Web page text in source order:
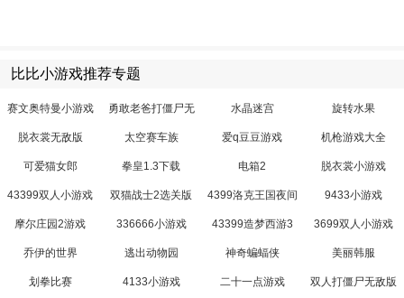
比比小游戏推荐专题
赛文奥特曼小游戏
勇敢老爸打僵尸无
敌版
水晶迷宫 旋转水果
脱衣裳无敌版 太空赛车族 爱q豆豆游戏 机枪游戏大全
可爱猫女郎 拳皇1.3下载 电箱2 脱衣裳小游戏
43399双人小游戏 双猫战士2选关版
4399洛克王国夜间
版
9433小游戏
摩尔庄园2游戏 336666小游戏 43399造梦西游3 3699双人小游戏
乔伊的世界 逃出动物园 神奇蝙蝠侠 美丽韩服
划拳比赛 4133小游戏 二十一点游戏 双人打僵尸无敌版